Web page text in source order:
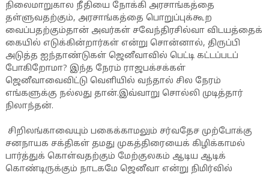
நிலைமாறுகால நீதியை நோக்கி அரசாங்கத்தை
தள்ளுவதற்கும், அரசாங்கத்தை பொறுப்புக்கூற
வைப்பதற்கும்தான் அவர்கள் சவேந்திரசில்வா விடயத்தைக்
கையில் எடுக்கின்றார்கள் என்று சொன்னால், திருப்பி
அடுத்த ஐந்தாண்டுகள் ஜெனீவாவில் பெட்டி கட்டப்படப்
போகிறோமா? இந்த நேரம் ராஜபக்சக்கள்
ஜெனீவாவைவிட்டு வெளியில் வந்தால் சில நேரம்
எங்களுக்கு நல்லது தான்.இவ்வாறு சொல்லி முடித்தார்
நிலாந்தன்.
சிறிலங்காவையும் பகைக்காமலும் சர்வதேச முற்போக்கு
சனநாயக சக்திகள் தமது முகத்திரையைக் கிழிக்காமல்
பார்த்துக் கொள்வதற்கும் மேற்குலகம் ஆடிய ஆடிக்
கொண்டிருக்கும் நாடகமே ஜெனீவா என்று நிமிர்வில்